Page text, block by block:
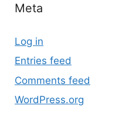
Meta
Log in
Entries feed
Comments feed
WordPress.org